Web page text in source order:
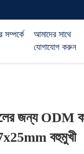
সম্পর্কে
আমাদের সাথে
যোগাযোগ করুন
জন্য ODM
বহুমুখী